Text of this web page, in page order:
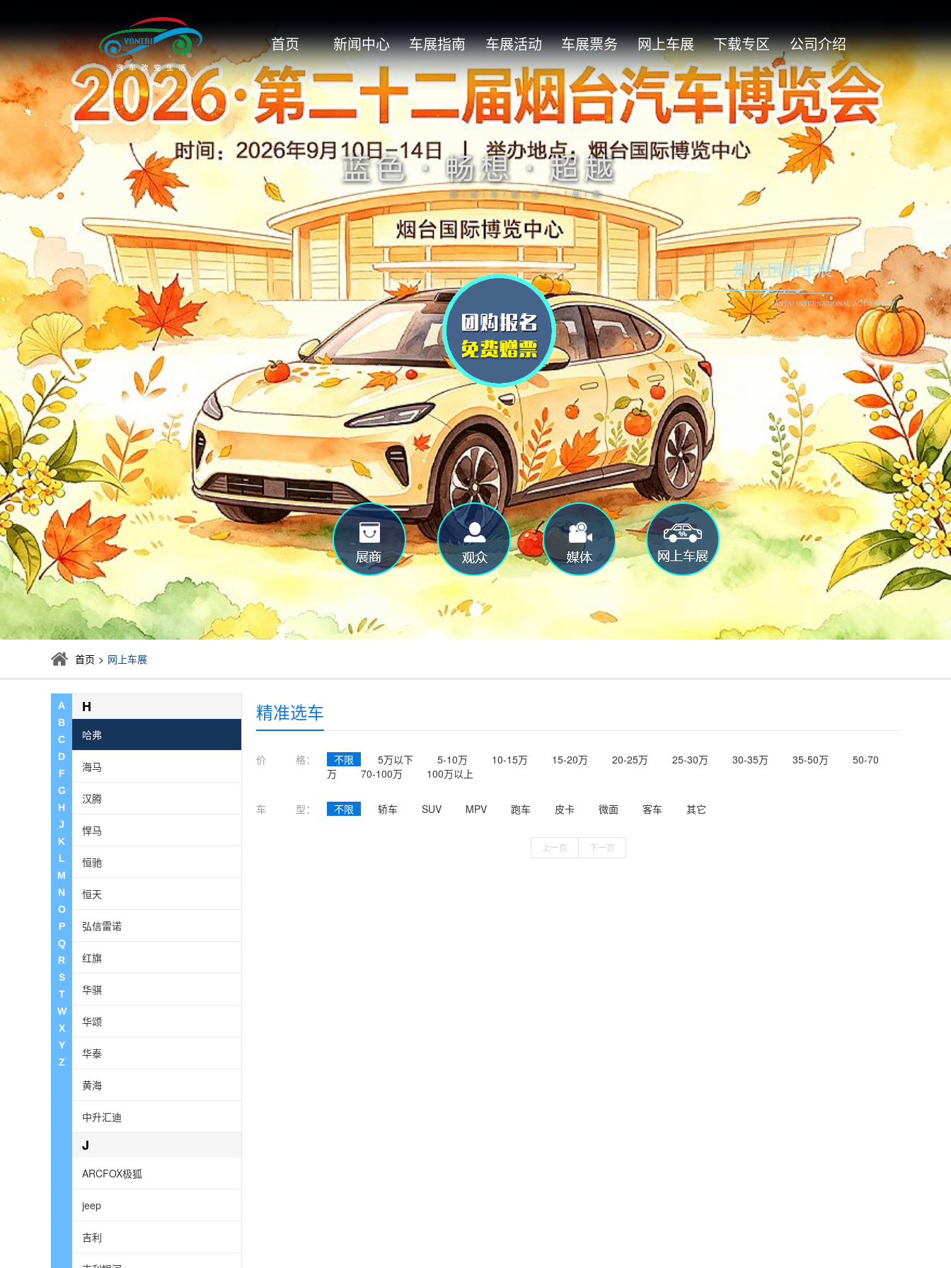
首页 新闻中心 车展指南 车展活动 车展票务 网上车展 下载专区 公司介绍
首页 > 网上车展
A
B
C
D
F
G
H
J
K
L
M
N
O
P
Q
R
S
T
W
X
Y
Z
菲亚特
丰田
风行
枫叶汽车
福特野马
福田
广汽丰田
一汽丰田
中升丰田
G
GMC
Gumpert
观致
光冈
广汽埃安
广汽传祺
广汽吉奥
广汽新能源
H
哈弗
海马
汉腾
悍马
恒驰
恒天
弘信雷诺
红旗
华骐
华颂
华泰
黄海
中升汇迪
J
ARCFOX极狐
jeep
吉利
精准选车
价 格： 不限 5万以下 5-10万 10-15万 15-20万 20-25万 25-30万 30-35万 35-50万
50-70
万
70-100万 100万以上
车 型： 不限 轿车 SUV MPV 跑车 皮卡 微面 客车 其它
上一页 下一页